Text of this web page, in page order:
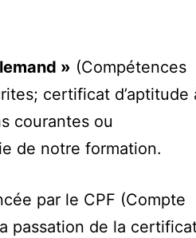
» (Compétences
certificat d’aptitude
courantes ou
de notre formation.
par le CPF (Compte
passation de la